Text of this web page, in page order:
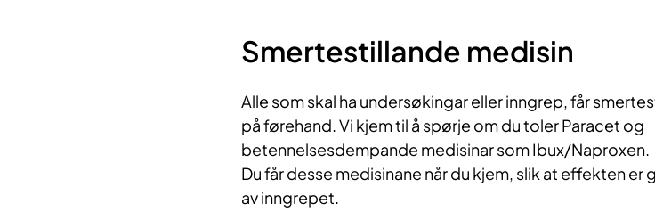
Smertestillande medisin
Alle som skal ha undersøkingar eller inngrep, får
på førehand. Vi kjem til å spørje om du toler Paracet og
betennelsesdempande medisinar som Ibux/Naproxen.
Du får desse medisinane når du kjem, slik at effekten er
av inngrepet.